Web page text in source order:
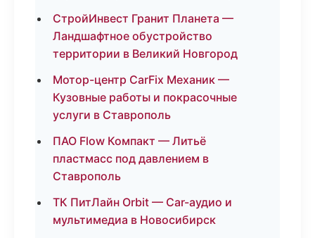
СтройИнвест Гранит Планета —
Ландшафтное обустройство
территории в Великий Новгород
Мотор-центр CarFix Механик —
Кузовные работы и покрасочные
услуги в Ставрополь
ПАО Flow Компакт — Литьё
пластмасс под давлением в
Ставрополь
ТК ПитЛайн Orbit — Car-аудио и
мультимедиа в Новосибирск